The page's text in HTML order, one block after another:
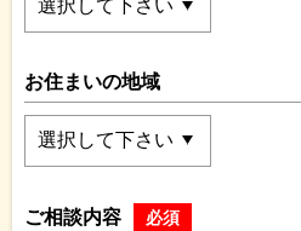
お住まいの地域
ご相談内容 必須